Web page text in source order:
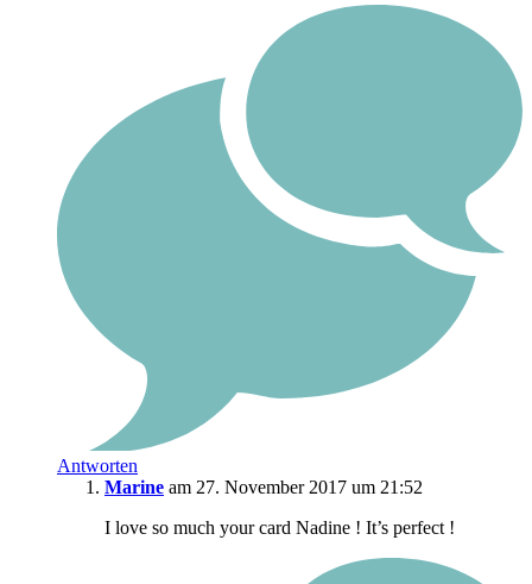
Antworten
Marine am 27. November 2017 um 21:52
I love so much your card Nadine ! It’s perfect !